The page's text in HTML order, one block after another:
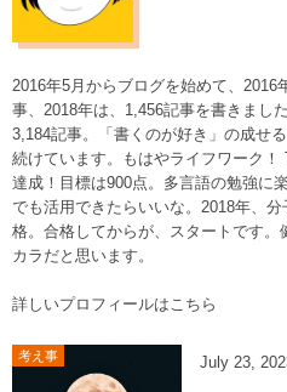
2016年5月からブログを始めて、2016
事、2018年は、1,456記事を書きまし
3,184記事。「書くのが好き」の成せ
続けています。もはやライフワーク！
達成！目標は900点。多言語の勉強に
でも活用できたらいいな。2018年、
格。合格してからが、スタートです
カラだと思います。
詳しいプロフィールはこちら
考え事 July 23,